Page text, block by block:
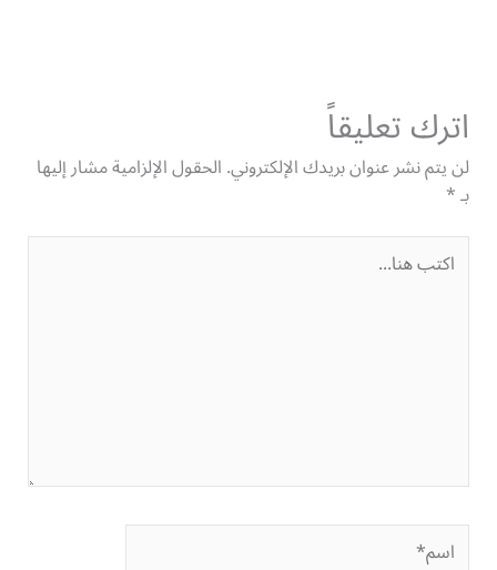
اترك تعليقاً
لن يتم نشر عنوان بريدك الإلكتروني.الحقول الإلزامية مشار إليها
بـ*
اكتب
هنا...
اسم*